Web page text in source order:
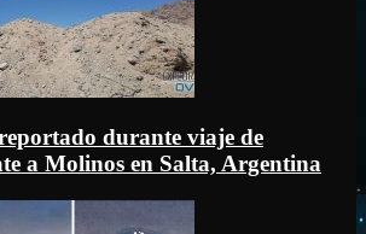
durante viaje de
a Molinos en Salta, Argentina